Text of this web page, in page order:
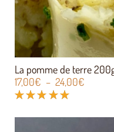
La pomme de terre
17,00€ – 24,00€
sur 5